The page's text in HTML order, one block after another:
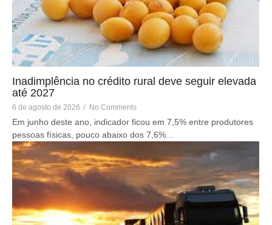
Inadimplência no crédito rural deve seguir elevada
até 2027
6 de agosto de 2026 / No Comments
Em junho deste ano, indicador ficou em 7,5% entre produtores
pessoas físicas, pouco abaixo dos 7,6%...